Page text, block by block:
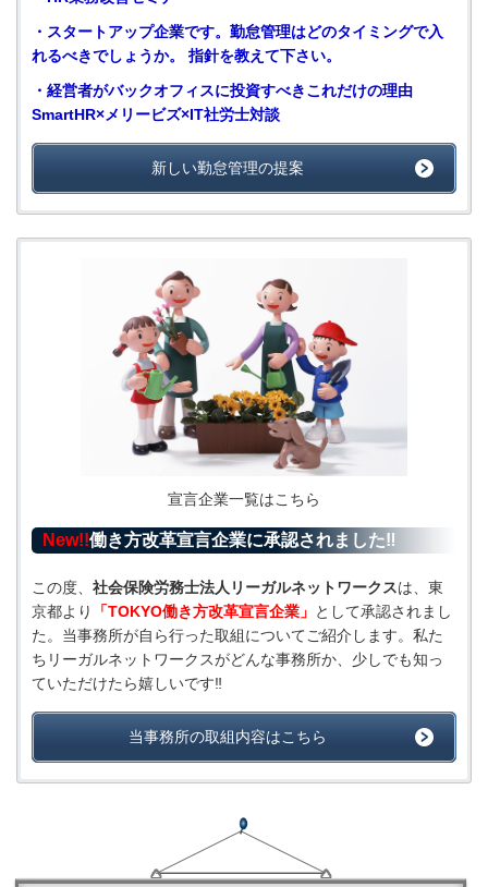
・ スタートアップ企業です。勤怠管理はどのタイミングで入
れるべきでしょうか。 指針を教えて下さい。
・ 経営者がバックオフィスに投資すべきこれだけの理由
SmartHR×メリービズ×IT社労士対談
新しい勤怠管理の提案
宣言企業一覧はこちら
New!!働き方改革宣言企業に承認されました‼
この度、 社会保険労務士法人リーガルネットワークスは、東
京都より
「TOKYO働き方改革宣言企業」 として承認されまし
た。当事務所が自ら行った取組についてご紹介します。私た
ちリーガルネットワークスがどんな事務所か、少しでも知っ
ていただけたら嬉しいです‼
当事務所の取組内容はこちら